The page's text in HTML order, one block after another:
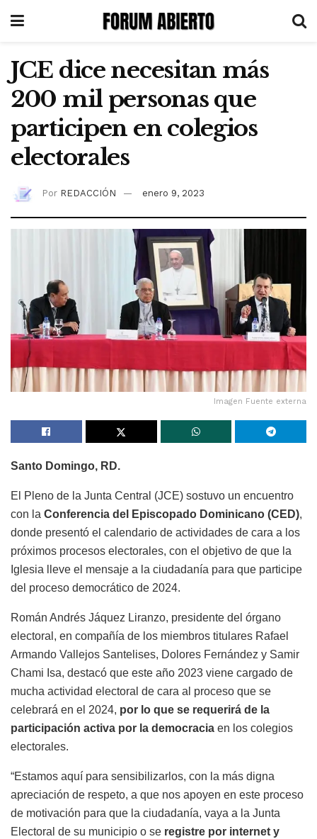
JCE dice necesitan más
200 mil personas que
participen en colegios
electorales
Por REDACCIÓN enero 9, 2023
Imagen Fuente externa
Santo Domingo, RD.
El Pleno de la Junta Central (JCE) sostuvo un encuentro
con la Conferencia del Episcopado Dominicano (CED),
donde presentó el calendario de actividades de cara a los
próximos procesos electorales, con el objetivo de que la
Iglesia lleve el mensaje a la ciudadanía para que participe
del proceso democrático de 2024.
Román Andrés Jáquez Liranzo, presidente del órgano
electoral, en compañía de los miembros titulares Rafael
Armando Vallejos Santelises, Dolores Fernández y Samir
Chami Isa, destacó que este año 2023 viene cargado de
mucha actividad electoral de cara al proceso que se
celebrará en el 2024, por lo que se requerirá de la
participación activa por la democracia en los colegios
electorales.
“Estamos aquí para sensibilizarlos, con la más digna
apreciación de respeto, a que nos apoyen en este proceso
de motivación para que la ciudadanía, vaya a la Junta
Electoral de su municipio o se registre por internet y